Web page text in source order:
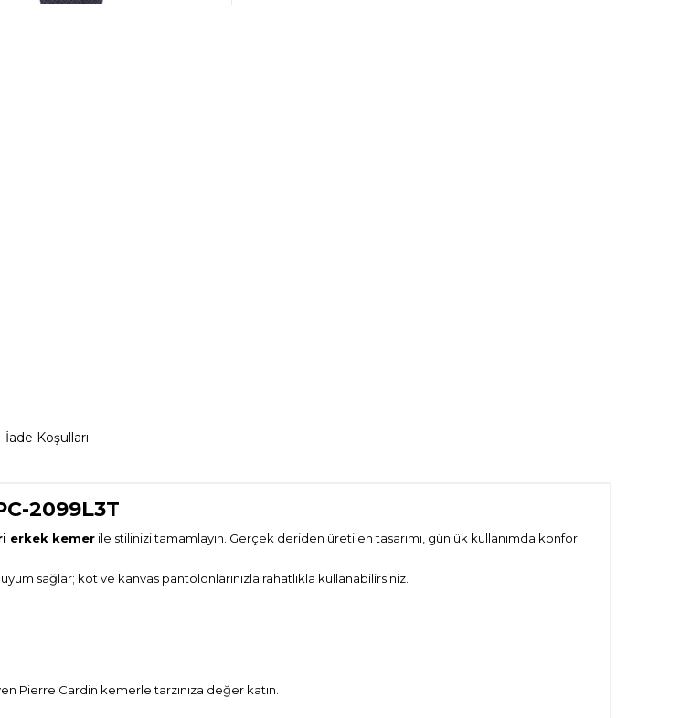
İade Koşulları
2099L3T
erkek kemer ile stilinizi tamamlayın. Gerçek deriden üretilen tasarımı, günlük kullanımda konfor
sağlar; kot ve kanvas pantolonlarınızla rahatlıkla kullanabilirsiniz.
Pierre Cardin kemerle tarzınıza değer katın.